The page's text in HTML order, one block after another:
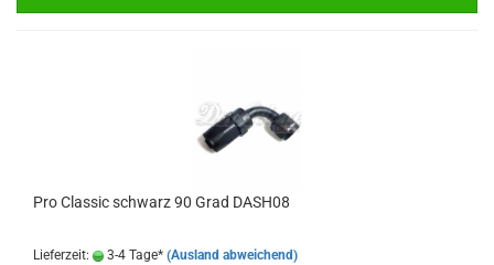
Pro Clas­sic schwarz 90 Grad DASH08
Lieferzeit: 3-4 Tage* (Ausland abweichend)